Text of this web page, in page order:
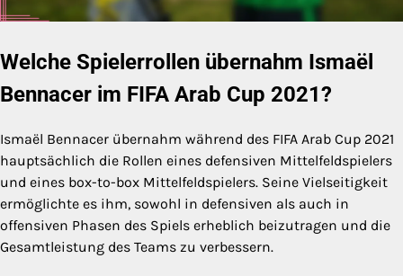
Welche Spielerrollen übernahm Ismaël
Bennacer im FIFA Arab Cup 2021?
Ismaël Bennacer übernahm während des FIFA Arab Cup 2021
hauptsächlich die Rollen eines defensiven Mittelfeldspielers
und eines box-to-box Mittelfeldspielers. Seine Vielseitigkeit
ermöglichte es ihm, sowohl in defensiven als auch in
offensiven Phasen des Spiels erheblich beizutragen und die
Gesamtleistung des Teams zu verbessern.